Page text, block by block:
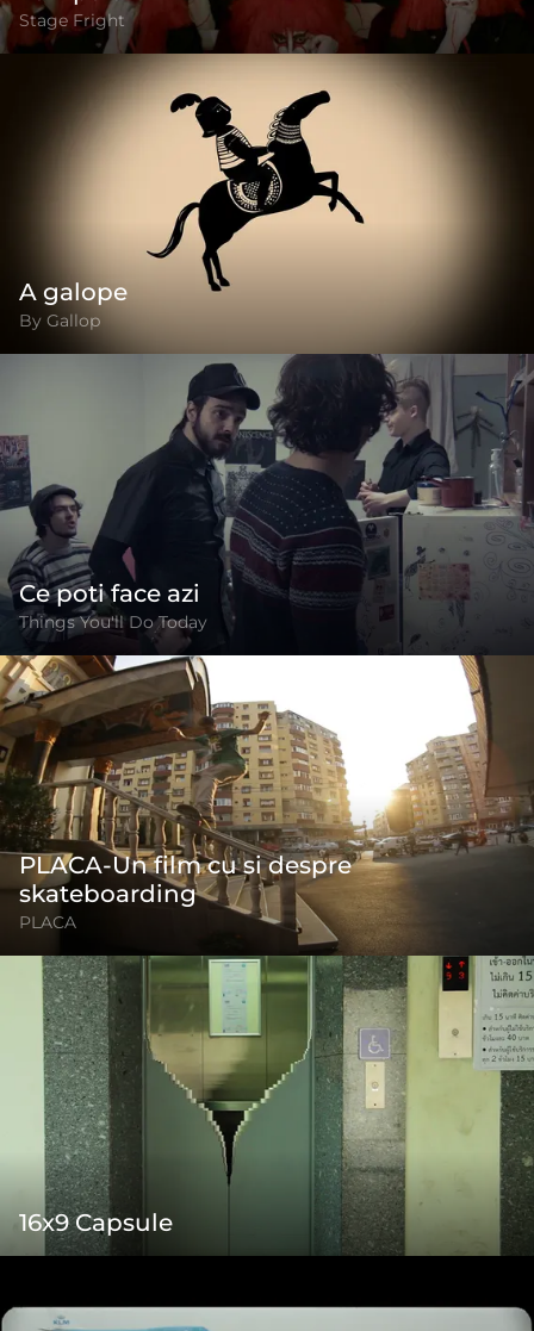
Stage Fright
A galope
By Gallop
Ce poti face azi
Things You'll Do Today
PLACA-Un film cu si despre
skateboarding
PLACA
16x9 Capsule